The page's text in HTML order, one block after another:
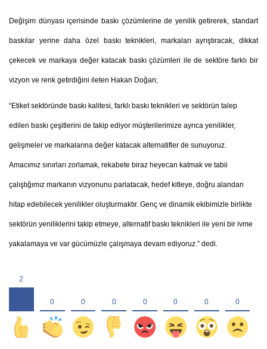
Değişim dünyası içerisinde baskı çözümlerine de yenilik getirerek, standart
baskılar yerine daha özel baskı teknikleri, markaları ayrıştıracak, dikkat
çekecek ve markaya değer katacak baskı çözümleri ile de sektöre farklı bir
vizyon ve renk getirdiğini ileten Hakan Doğan;
“Etiket sektöründe baskı kalitesi, farklı baskı teknikleri ve sektörün talep
edilen baskı çeşitlerini de takip ediyor müşterilerimize ayrıca yenilikler,
gelişmeler ve markalarına değer katacak alternatifler de sunuyoruz.
Amacımız sınırları zorlamak, rekabete biraz heyecan katmak ve tabii
çalıştığımız markanın vizyonunu parlatacak, hedef kitleye, doğru alandan
hitap edebilecek yenilikler oluşturmaktır. Genç ve dinamik ekibimizle birlikte
sektörün yeniliklerini takip etmeye, alternatif baskı teknikleri ile yeni bir ivme
yakalamaya ve var gücümüzle çalışmaya devam ediyoruz.” dedi.